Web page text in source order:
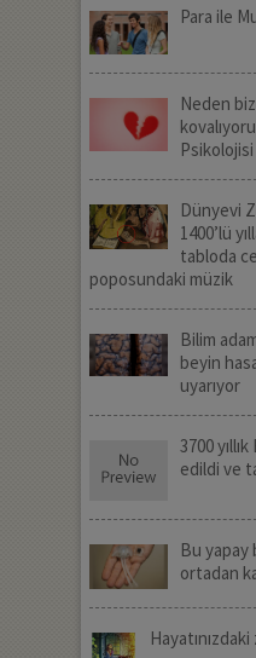
Para ile
Neden
Psikolojisi
Dünyevi
1400’lü
tabloda
poposundaki müzik
Bilim
beyin
uyarıyor
3700
edildi ve
Bu yapay
ortadan